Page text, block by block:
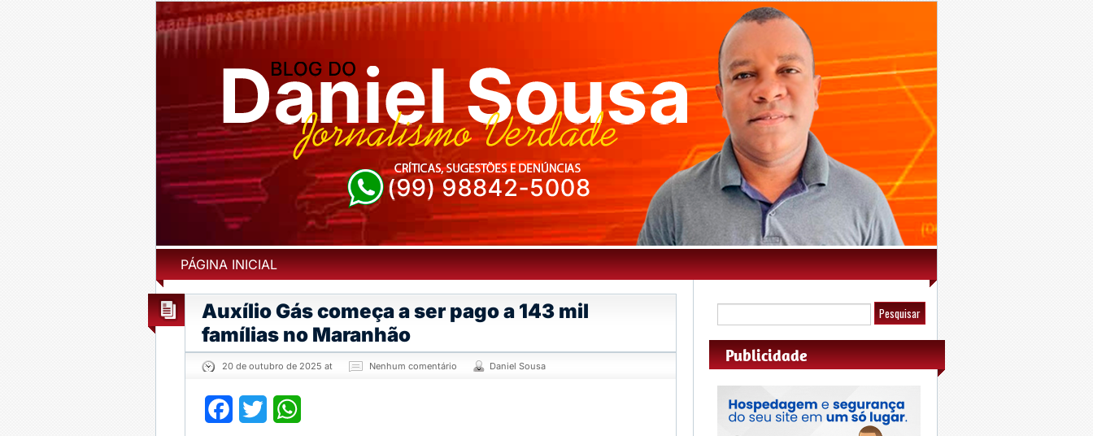
PÁGINA INICIAL
Auxílio Gás começa a ser pago a 143 mil
famílias no Maranhão
20 de outubro de 2025 at Nenhum comentário Daniel Sousa
Facebook
Twitter
Publicidade